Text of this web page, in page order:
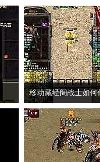
移动藏经阁战士如何